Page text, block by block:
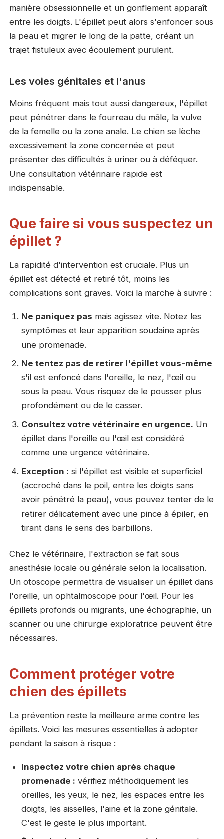
manière obsessionnelle et un gonflement apparaît
entre les doigts. L'épillet peut alors s'enfoncer sous
la peau et migrer le long de la patte, créant un
trajet fistuleux avec écoulement purulent.
Les voies génitales et l'anus
Moins fréquent mais tout aussi dangereux, l'épillet
peut pénétrer dans le fourreau du mâle, la vulve
de la femelle ou la zone anale. Le chien se lèche
excessivement la zone concernée et peut
présenter des difficultés à uriner ou à déféquer.
Une consultation vétérinaire rapide est
indispensable.
Que faire si vous suspectez un
épillet ?
La rapidité d'intervention est cruciale. Plus un
épillet est détecté et retiré tôt, moins les
complications sont graves. Voici la marche à suivre :
Ne paniquez pas mais agissez vite. Notez les
symptômes et leur apparition soudaine après
une promenade.
Ne tentez pas de retirer l'épillet vous-même
s'il est enfoncé dans l'oreille, le nez, l'œil ou
sous la peau. Vous risquez de le pousser plus
profondément ou de le casser.
Consultez votre vétérinaire en urgence. Un
épillet dans l'oreille ou l'œil est considéré
comme une urgence vétérinaire.
Exception : si l'épillet est visible et superficiel
(accroché dans le poil, entre les doigts sans
avoir pénétré la peau), vous pouvez tenter de le
retirer délicatement avec une pince à épiler, en
tirant dans le sens des barbillons.
Chez le vétérinaire, l'extraction se fait sous
anesthésie locale ou générale selon la localisation.
Un otoscope permettra de visualiser un épillet dans
l'oreille, un ophtalmoscope pour l'œil. Pour les
épillets profonds ou migrants, une échographie, un
scanner ou une chirurgie exploratrice peuvent être
nécessaires.
Comment protéger votre
chien des épillets
La prévention reste la meilleure arme contre les
épillets. Voici les mesures essentielles à adopter
pendant la saison à risque :
Inspectez votre chien après chaque
promenade : vérifiez méthodiquement les
oreilles, les yeux, le nez, les espaces entre les
doigts, les aisselles, l'aine et la zone génitale.
C'est le geste le plus important.